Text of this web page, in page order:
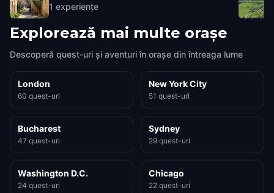
1 experiențe
Explorează mai multe orașe
Descoperă quest-uri și aventuri în orașe din întreaga lume
London
60 quest-uri
New York City
51 quest-uri
Bucharest
47 quest-uri
Sydney
29 quest-uri
Washington D.C.
24 quest-uri
Chicago
22 quest-uri